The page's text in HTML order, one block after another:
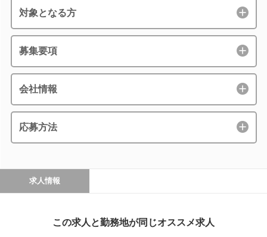
対象となる方
募集要項
会社情報
応募方法
求人情報
この求人と勤務地が同じオススメ求人